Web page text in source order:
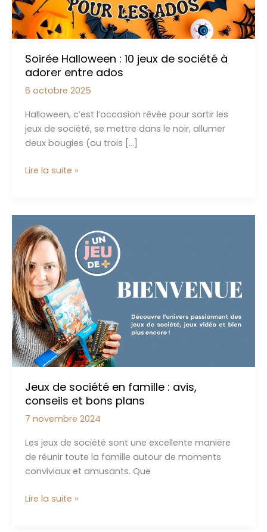
Soirée Halloween : 10 jeux de société à
adorer entre ados
6 octobre 2025
Halloween, c’est l’occasion rêvée pour sortir les
jeux de société, se mettre dans le noir, allumer
deux bougies (ou trois […]
Soirée
10
jeux
de
société
à
adorer
entre
ados
Lire la suite »
Jeux de société en famille : avis,
conseils et bons plans
7 novembre 2024
Les jeux de société sont une excellente manière
de réunir toute la famille autour de moments
conviviaux et amusants. Que
Jeux
Lire la suite »